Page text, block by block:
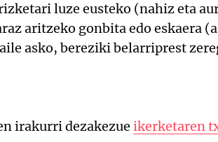
luze eusteko (nahiz eta
aritzeko gonbita edo eskaera
asko, bereziki belarriprest
irakurri dezakezue ikerketaren